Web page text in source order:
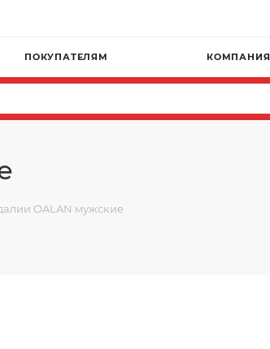
ПОКУПАТЕЛЯМ КОМПАНИЯ
OALAN мужские